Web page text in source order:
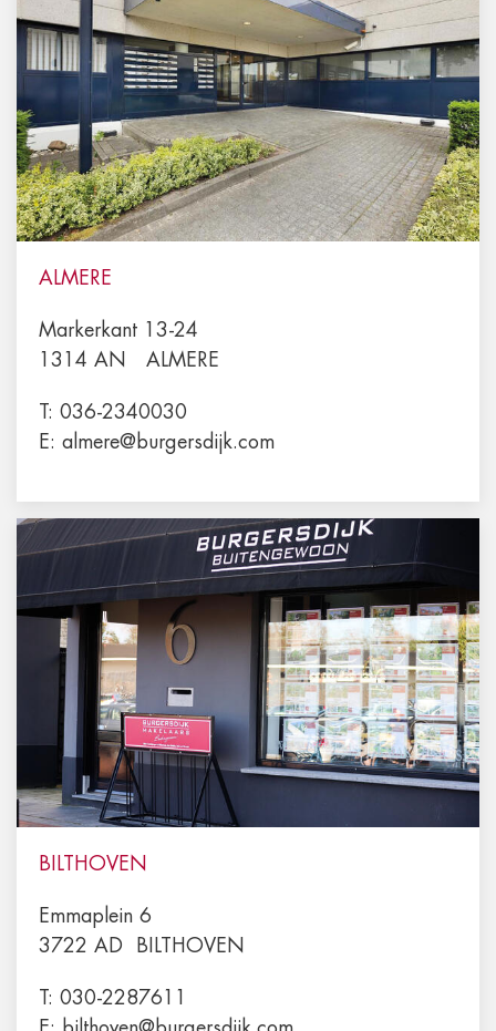
ALMERE
Markerkant 13-24
1314 AN
ALMERE
T: 036-2340030
E: almere@burgersdijk.com
BILTHOVEN
Emmaplein 6
3722 AD
BILTHOVEN
T: 030-2287611